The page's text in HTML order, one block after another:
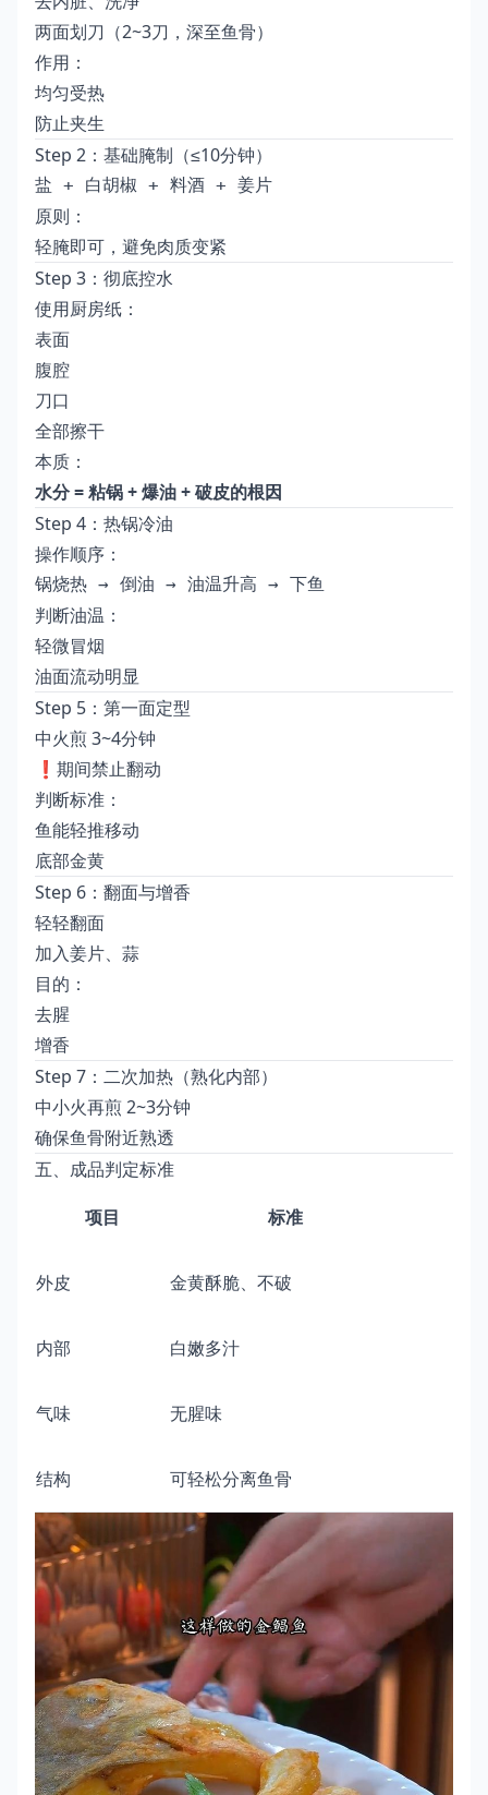
两面划刀（2~3刀，深至鱼骨）
作用：
均匀受热
防止夹生
Step 2：基础腌制（≤10分钟）
盐 + 白胡椒 + 料酒 + 姜片
原则：
轻腌即可，避免肉质变紧
Step 3：彻底控水
使用厨房纸：
表面
腹腔
刀口
全部擦干
本质：
水分 = 粘锅 + 爆油 + 破皮的根因
Step 4：热锅冷油
操作顺序：
锅烧热 → 倒油 → 油温升高 → 下鱼
判断油温：
轻微冒烟
油面流动明显
Step 5：第一面定型
中火煎 3~4分钟
❗期间禁止翻动
判断标准：
鱼能轻推移动
底部金黄
Step 6：翻面与增香
轻轻翻面
加入姜片、蒜
目的：
去腥
增香
Step 7：二次加热（熟化内部）
中小火再煎 2~3分钟
确保鱼骨附近熟透
五、成品判定标准
项目
标准
外皮 金黄酥脆、不破
内部 白嫩多汁
气味 无腥味
结构 可轻松分离鱼骨